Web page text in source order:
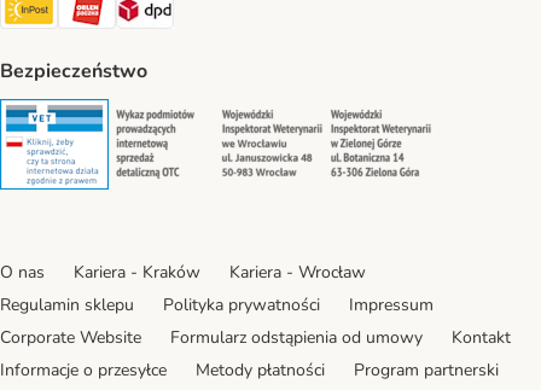
Bezpieczeństwo
Security Security Security
O nas Kariera - Kraków
Kariera - Wrocław
Regulamin sklepu
Polityka prywatności
Impressum
Corporate Website
Formularz odstąpienia od umowy
Kontakt
Informacje o przesyłce
Metody płatności Program partnerski